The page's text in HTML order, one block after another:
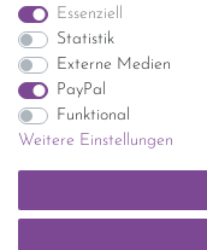
Essenziell
Statistik
Externe Medien
PayPal
Funktional
Weitere Einstellungen
*Endpreis inkl.
UStG der
Impressum